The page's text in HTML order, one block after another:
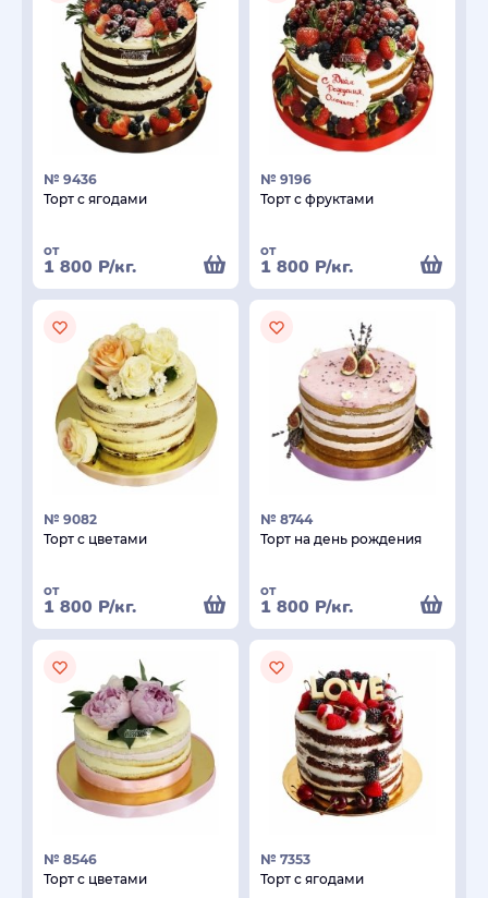
№ 9436
Торт с ягодами
от
1 800 Р/кг.
№ 9196
Торт с фруктами
от
1 800 Р/кг.
№ 9082
Торт с цветами
от
1 800 Р/кг.
№ 8744
Торт на день рождения
от
1 800 Р/кг.
№ 8546
Торт с цветами
№ 7353
Торт с ягодами